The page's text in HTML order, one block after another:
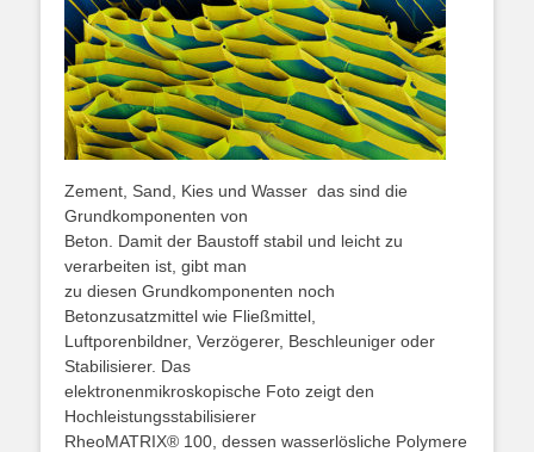
Zement, Sand, Kies und Wasser  das sind die
Grundkomponenten von
Beton. Damit der Baustoff stabil und leicht zu
verarbeiten ist, gibt man
zu diesen Grundkomponenten noch
Betonzusatzmittel wie Fließmittel,
Luftporenbildner, Verzögerer, Beschleuniger oder
Stabilisierer. Das
elektronenmikroskopische Foto zeigt den
Hochleistungsstabilisierer
RheoMATRIX® 100, dessen wasserlösliche Polymere